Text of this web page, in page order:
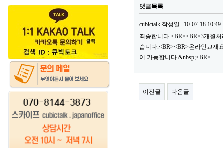
댓글목록
cubictalk 작성일
10-07-18 10:49
죄송합니다.<BR><BR>3개월
습니다.<BR><BR>온라인교재
이 가능합니다.&nbsp;<BR>
이전글 다음글